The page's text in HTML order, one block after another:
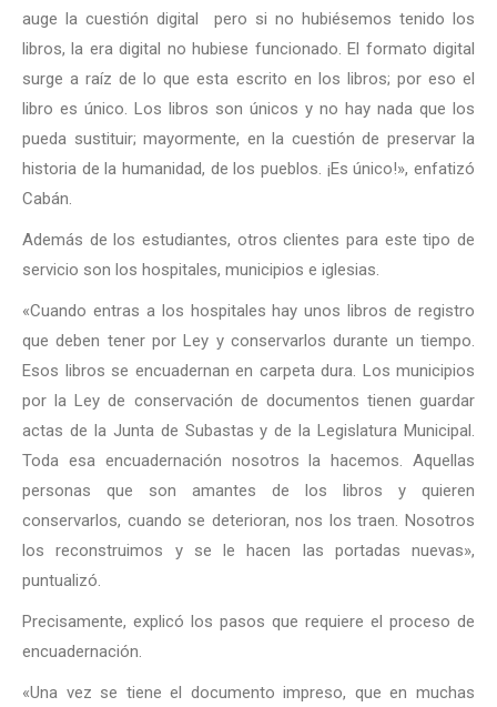
auge la cuestión digital pero si no hubiésemos tenido los
libros, la era digital no hubiese funcionado. El formato digital
surge a raíz de lo que esta escrito en los libros; por eso el
libro es único. Los libros son únicos y no hay nada que los
pueda sustituir; mayormente, en la cuestión de preservar la
historia de la humanidad, de los pueblos. ¡Es único!», enfatizó
Cabán.
Además de los estudiantes, otros clientes para este tipo de
servicio son los hospitales, municipios e iglesias.
«Cuando entras a los hospitales hay unos libros de registro
que deben tener por Ley y conservarlos durante un tiempo.
Esos libros se encuadernan en carpeta dura. Los municipios
por la Ley de conservación de documentos tienen guardar
actas de la Junta de Subastas y de la Legislatura Municipal.
Toda esa encuadernación nosotros la hacemos. Aquellas
personas que son amantes de los libros y quieren
conservarlos, cuando se deterioran, nos los traen. Nosotros
los reconstruimos y se le hacen las portadas nuevas»,
puntualizó.
Precisamente, explicó los pasos que requiere el proceso de
encuadernación.
«Una vez se tiene el documento impreso, que en muchas